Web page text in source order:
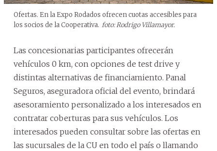
Ofertas. En la Expo Rodados ofrecen cuotas accesibles para
los socios de la Cooperativa. foto: Rodrigo Villamayor.
Las concesionarias participantes ofrecerán
vehículos 0 km, con opciones de test drive y
distintas alternativas de financiamiento. Panal
Seguros, aseguradora oficial del evento, brindará
asesoramiento personalizado a los interesados en
contratar coberturas para sus vehículos. Los
interesados pueden consultar sobre las ofertas en
las sucursales de la CU en todo el país o llamando